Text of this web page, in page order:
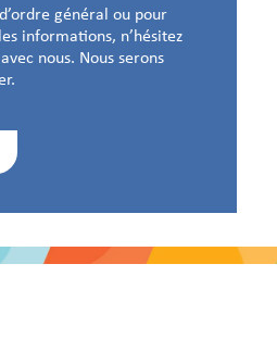
général ou pour
informations, n’hésitez
nous. Nous serons